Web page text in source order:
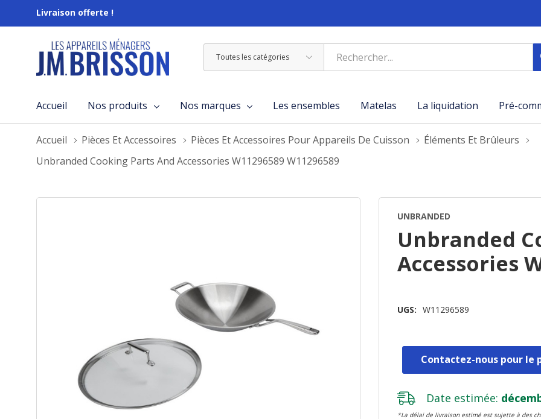
Livraison offerte !
Toutes
les
Rechercher
Accueil Nos produits Nos marques Les ensembles Matelas La liquidation Pré-
Accueil Pièces Et Accessoires Pièces Et Accessoires Pour Appareils De Cuisson
Éléments Et Brûleurs
Unbranded Cooking Parts And Accessories W11296589 W11296589
UNBRANDED
Unbranded
Accessories
UGS: W11296589
Contactez-nous pour le
Date estimée:
*La délai de livraison estimé est sujette à des